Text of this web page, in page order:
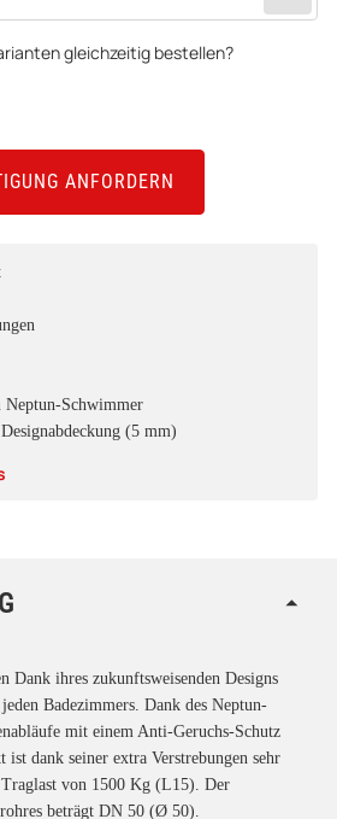
gleichzeitig bestellen?
ANFORDERN
Neptun-Schwimmer
(5 mm)
Dank ihres zukunftsweisenden Designs
Badezimmers. Dank des Neptun-
mit einem Anti-Geruchs-Schutz
ist dank seiner extra Verstrebungen sehr
von 1500 Kg (L15). Der
beträgt DN 50 (Ø 50).